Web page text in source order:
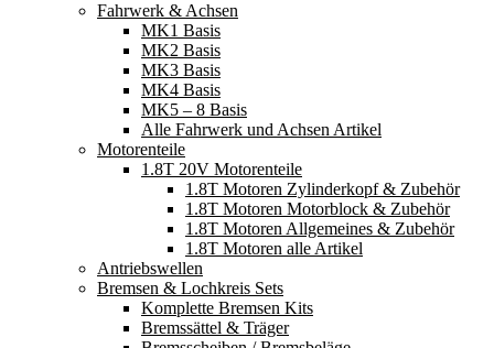
Fahrwerk & Achsen
MK1 Basis
MK2 Basis
MK3 Basis
MK4 Basis
MK5 – 8 Basis
Alle Fahrwerk und Achsen Artikel
Motorenteile
1.8T 20V Motorenteile
1.8T Motoren Zylinderkopf & Zubehör
1.8T Motoren Motorblock & Zubehör
1.8T Motoren Allgemeines & Zubehör
1.8T Motoren alle Artikel
Antriebswellen
Bremsen & Lochkreis Sets
Komplette Bremsen Kits
Bremssättel & Träger